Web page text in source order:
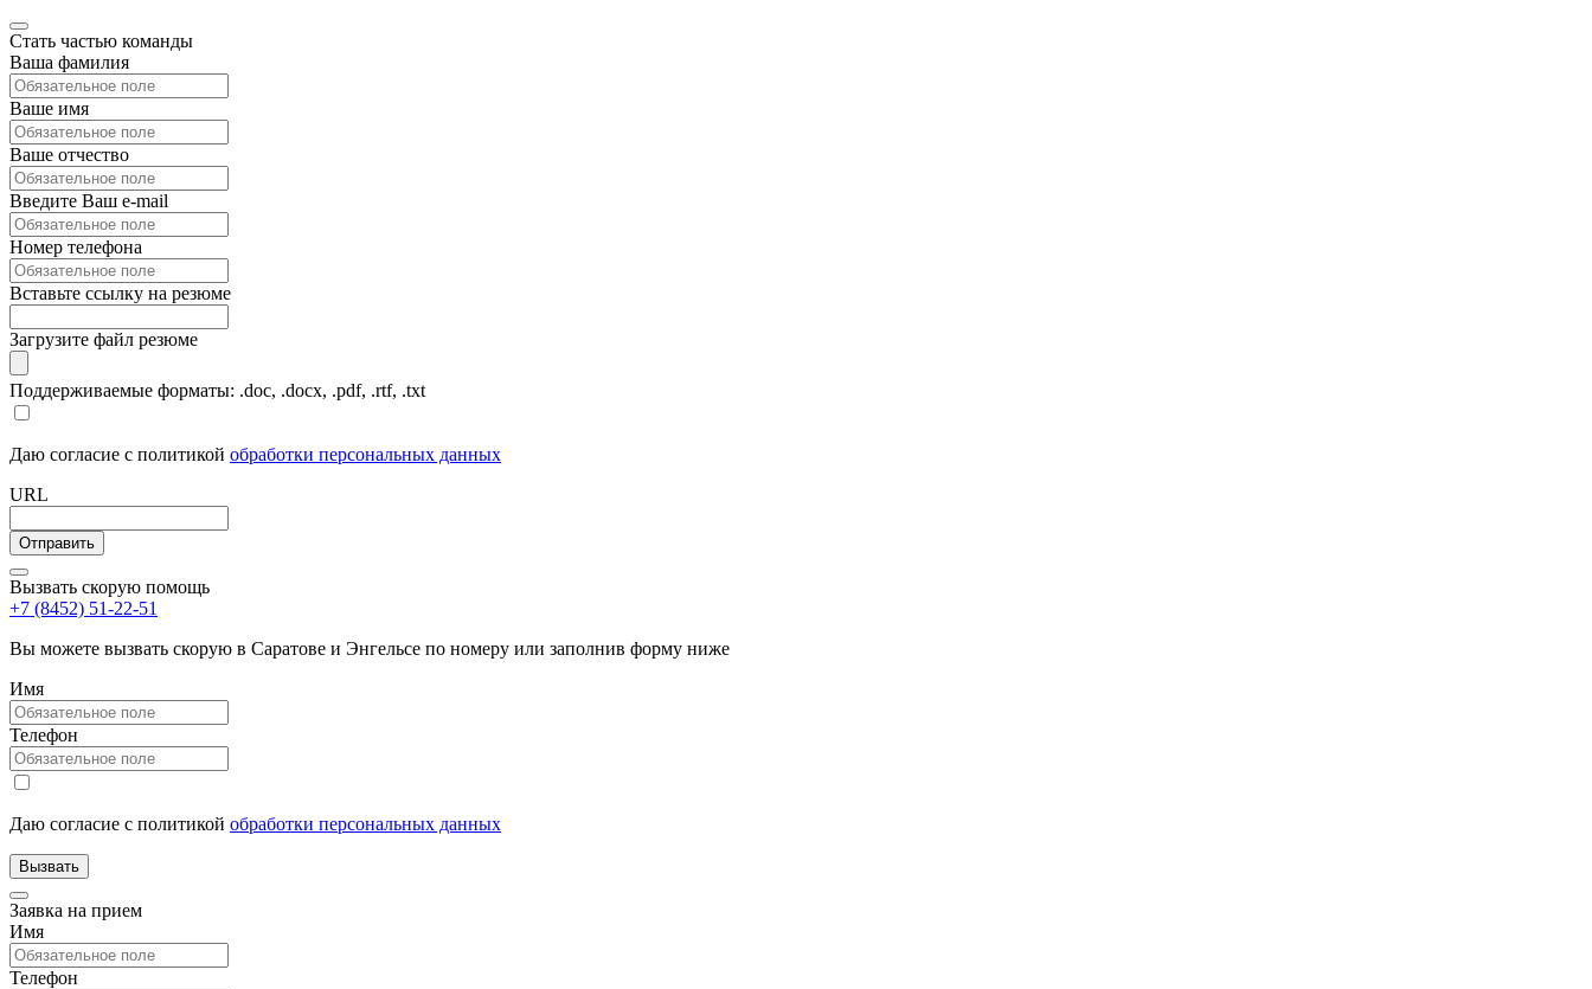
Стать частью команды
Ваша фамилия
Ваше имя
Ваше отчество
Введите Ваш e-mail
Номер телефона
Вставьте ссылку на резюме
Загрузите файл резюме
Поддерживаемые форматы: .doc, .docx, .pdf, .rtf, .txt
Даю согласие с политикой обработки персональных данных
URL
Вызвать скорую помощь
+7 (8452) 51-22-51
Вы можете вызвать скорую в Саратове и Энгельсе по номеру или заполнив форму ниже
Имя
Телефон
Даю согласие с политикой обработки персональных данных
Заявка на прием
Имя
Телефон